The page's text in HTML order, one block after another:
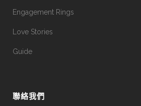
Engagement Rings
Love Stories
Guide
聯絡我們